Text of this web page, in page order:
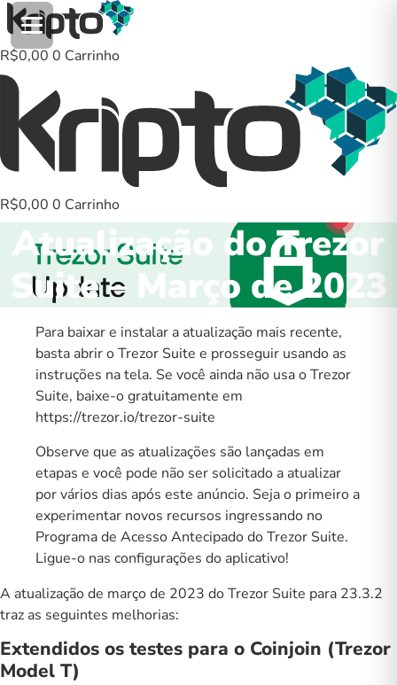
para
o
conteúdo
R$0,00 0 Carrinho
R$0,00 0 Carrinho
Atualização do Trezor
Suite – Março de 2023
Para baixar e instalar a atualização mais recente,
basta abrir o Trezor Suite e prosseguir usando as
instruções na tela. Se você ainda não usa o Trezor
Suite, baixe-o gratuitamente em
https://trezor.io/trezor-suite
Observe que as atualizações são lançadas em
etapas e você pode não ser solicitado a atualizar
por vários dias após este anúncio. Seja o primeiro a
experimentar novos recursos ingressando no
Programa de Acesso Antecipado do Trezor Suite.
Ligue-o nas configurações do aplicativo!
A atualização de março de 2023 do Trezor Suite para 23.3.2
traz as seguintes melhorias:
Extendidos os testes para o Coinjoin (Trezor
Model T)